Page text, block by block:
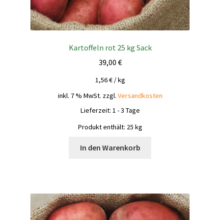
Kartoffeln rot 25 kg Sack
39,00 €
1,56€/kg
inkl. 7 % MwSt. zzgl. Versandkosten
Lieferzeit: 1 - 3 Tage
Produkt enthält: 25 kg
In den Warenkorb